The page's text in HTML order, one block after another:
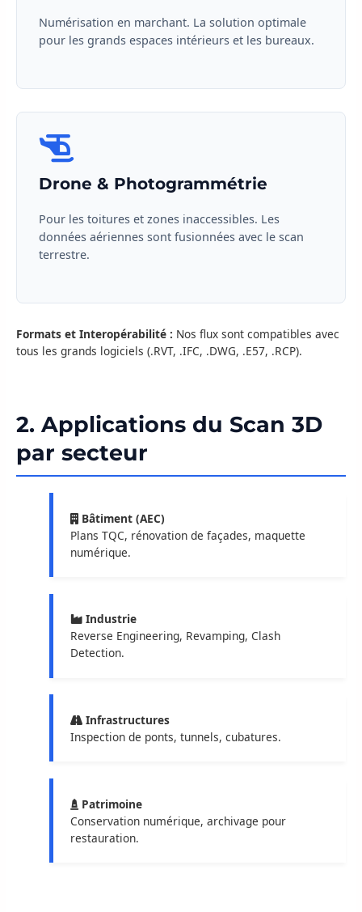
Numérisation en marchant. La solution optimale
pour les grands espaces intérieurs et les bureaux.
Drone & Photogrammétrie
Pour les toitures et zones inaccessibles. Les
données aériennes sont fusionnées avec le scan
terrestre.
Formats et Interopérabilité : Nos flux sont compatibles avec
tous les grands logiciels (.RVT, .IFC, .DWG, .E57, .RCP).
2. Applications du Scan 3D
par secteur
Bâtiment (AEC)
Plans TQC, rénovation de façades, maquette
numérique.
Industrie
Reverse Engineering, Revamping, Clash
Detection.
Infrastructures
Inspection de ponts, tunnels, cubatures.
Patrimoine
Conservation numérique, archivage pour
restauration.